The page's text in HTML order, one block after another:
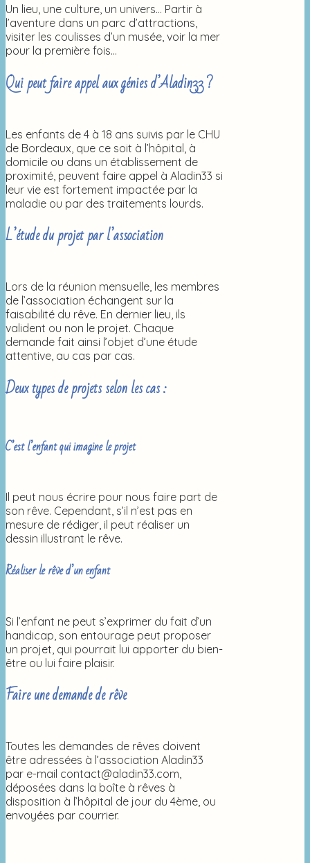
Un lieu, une culture, un univers… Partir à
l’aventure dans un parc d’attractions,
visiter les coulisses d’un musée, voir la mer
pour la première fois…
Qui peut faire appel aux génies d’Aladin33 ?
Les enfants de 4 à 18 ans suivis par le CHU
de Bordeaux, que ce soit à l’hôpital, à
domicile ou dans un établissement de
proximité, peuvent faire appel à Aladin33 si
leur vie est fortement impactée par la
maladie ou par des traitements lourds.
L’étude du projet par l’association
Lors de la réunion mensuelle, les membres
de l’association échangent sur la
faisabilité du rêve. En dernier lieu, ils
valident ou non le projet. Chaque
demande fait ainsi l’objet d’une étude
attentive, au cas par cas.
Deux types de projets selon les cas :
C’est l’enfant qui imagine le projet
Il peut nous écrire pour nous faire part de
son rêve. Cependant, s’il n’est pas en
mesure de rédiger, il peut réaliser un
dessin illustrant le rêve.
Réaliser le rêve d’un enfant
Si l’enfant ne peut s’exprimer du fait d’un
handicap, son entourage peut proposer
un projet, qui pourrait lui apporter du bien-
être ou lui faire plaisir.
Faire une demande de rêve
Toutes les demandes de rêves doivent
être adressées à l’association Aladin33
par e-mail contact@aladin33.com,
déposées dans la boîte à rêves à
disposition à l’hôpital de jour du 4ème, ou
envoyées par courrier.